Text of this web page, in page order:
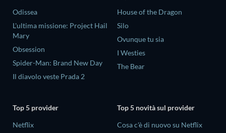
Odissea
L'ultima missione: Project Hail
Mary
Obsession
Spider-Man: Brand New Day
Il diavolo veste Prada 2
House of the Dragon
Silo
Ovunque tu sia
I Westies
The Bear
Top 5 provider
Netflix
Top 5 novità sul provider
Cosa c'è di nuovo su Netflix